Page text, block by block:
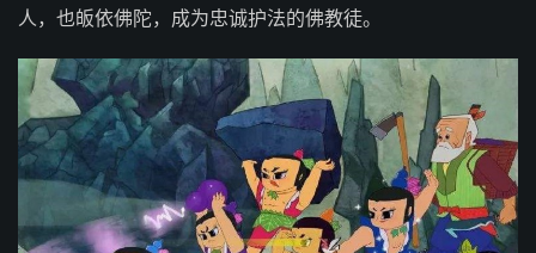
人，也皈依佛陀，成为忠诚护法的佛教徒。